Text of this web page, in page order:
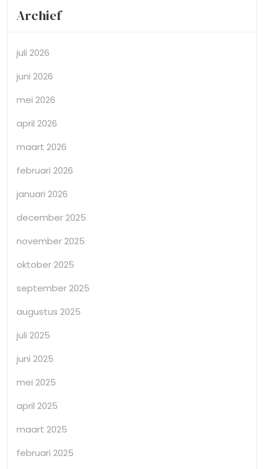
Archief
juli 2026
juni 2026
mei 2026
april 2026
maart 2026
februari 2026
januari 2026
december 2025
november 2025
oktober 2025
september 2025
augustus 2025
juli 2025
juni 2025
mei 2025
april 2025
maart 2025
februari 2025